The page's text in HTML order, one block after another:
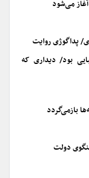
می‌شود
پداگوژی روایت
بود/ دیداری که
بازمی‌گردد
دولت